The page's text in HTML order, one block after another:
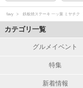
favy 鉄板焼ステーキ 一ッ葉 ミヤチク
カテゴリ一覧
グルメイベント
特集
新着情報